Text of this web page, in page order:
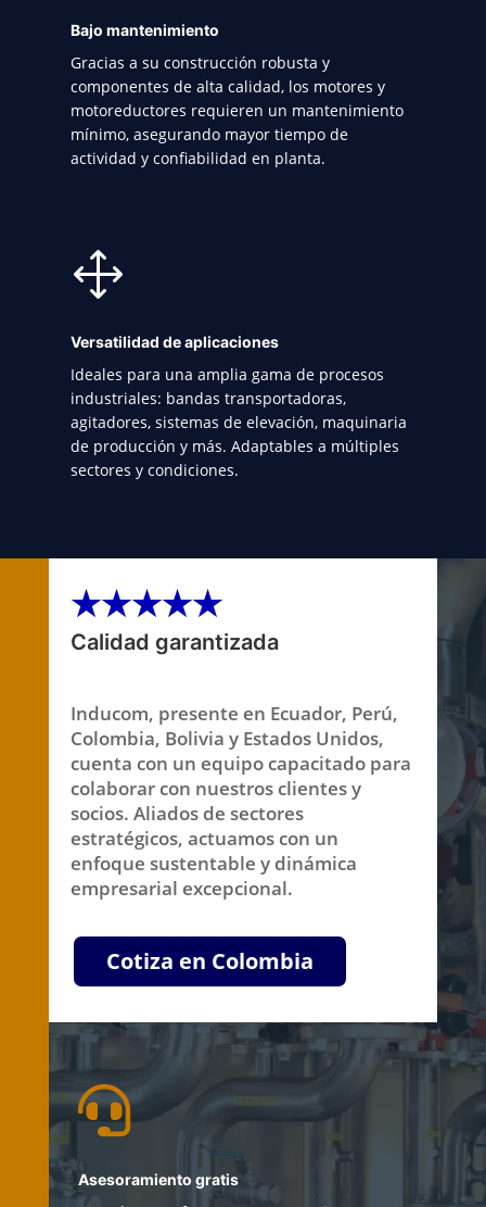
Bajo mantenimiento
Gracias a su construcción robusta y
componentes de alta calidad, los motores y
motoreductores requieren un mantenimiento
mínimo, asegurando mayor tiempo de
actividad y confiabilidad en planta.
1
Versatilidad de aplicaciones
Ideales para una amplia gama de procesos
industriales: bandas transportadoras,
agitadores, sistemas de elevación, maquinaria
de producción y más. Adaptables a múltiples
sectores y condiciones.
★★★★★
Calidad garantizada
Inducom, presente en Ecuador, Perú,
Colombia, Bolivia y Estados Unidos,
cuenta con un equipo capacitado para
colaborar con nuestros clientes y
socios. Aliados de sectores
estratégicos, actuamos con un
enfoque sustentable y dinámica
empresarial excepcional.
Cotiza en Colombia

Asesoramiento gratis